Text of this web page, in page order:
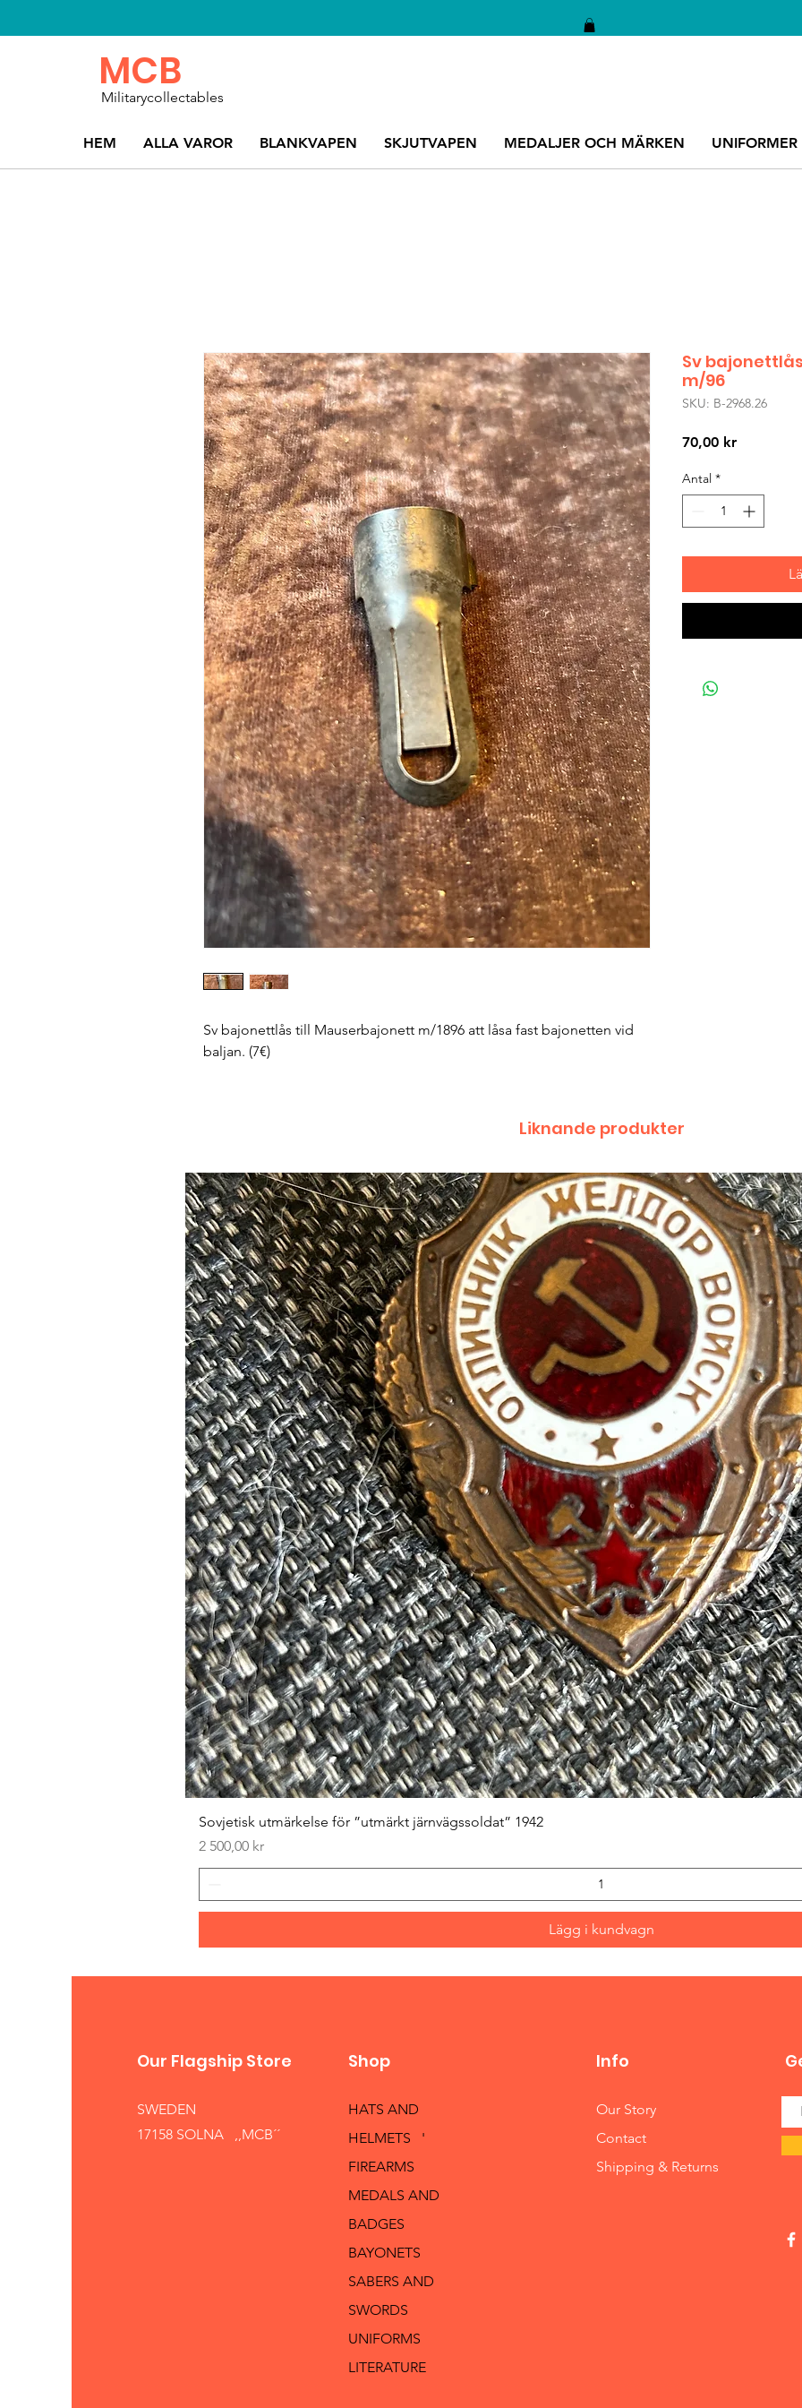
HEM ALLA VAROR BLANKVAPEN SKJUTVAPEN MEDALJER OCH MÄRKEN
MCB
Militarycollectables
Sv bajonettlås till Mauserbajonett m/1896 att låsa fast bajonetten vid
baljan. (7€)
Sv
m/96
SKU: B-2968.26
70,00 krPris
Antal *
Liknande produkter
Sovjetisk utmärkelse för ”utmärkt järnvägssoldat” 1942
Pris
2 500,00 kr
Lägg i kundvagn
Our Flagship Store
SWEDEN
17158 SOLNA ,,MCB´´
Shop
HATS AND
HELMETS '
FIREARMS
MEDALS AND
BADGES
BAYONETS
SABERS AND
SWORDS
UNIFORMS
LITERATURE
Info
Our Story
Contact
Shipping & Returns